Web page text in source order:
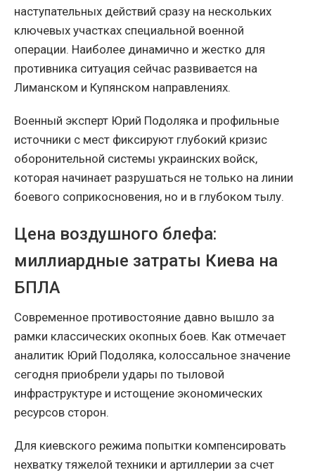
наступательных действий сразу на нескольких
ключевых участках специальной военной
операции. Наиболее динамично и жестко для
противника ситуация сейчас развивается на
Лиманском и Купянском направлениях.
Военный эксперт Юрий Подоляка и профильные
источники с мест фиксируют глубокий кризис
оборонительной системы украинских войск,
которая начинает разрушаться не только на линии
боевого соприкосновения, но и в глубоком тылу.
Цена воздушного блефа:
миллиардные затраты Киева на
БПЛА
Современное противостояние давно вышло за
рамки классических окопных боев. Как отмечает
аналитик Юрий Подоляка, колоссальное значение
сегодня приобрели удары по тыловой
инфраструктуре и истощение экономических
ресурсов сторон.
Для киевского режима попытки компенсировать
нехватку тяжелой техники и артиллерии за счет